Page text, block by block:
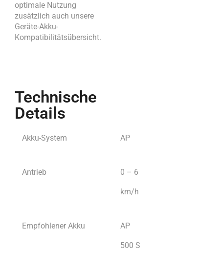
optimale Nutzung
zusätzlich auch unsere
Geräte-Akku-
Kompatibilitätsübersicht.
Technische
Details
Akku-System AP
Antrieb 0 – 6
km/h
Empfohlener Akku AP
500 S